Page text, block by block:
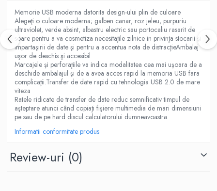
Memorie USB moderna datorita design-ului plin de culoare
Alegeţi o culoare moderna; galben canar, roz jeleu, purpuriu
ultraviolet, verde absint, albastru electric sau portocaliu rasarit de
soare pentru a va cosmetiza necesitaţile zilnice in privinţa stocarii şi
impartaşirii de date şi pentru a accentua nota de distracţieAmbalaj
uşor de deschis şi accesibil
Marcajele şi perforaţiile va indica modalitatea cea mai uşoara de a
deschide ambalajul şi de a avea acces rapid la memoria USB fara
complicaţii.Transfer de date rapid cu tehnologia USB 2.0 de mare
viteza
Ratele ridicate de transfer de date reduc semnificativ timpul de
aşteptare atunci când copiaţi fişiere multimedia de mari dimensiuni
pe sau de pe hard discul calculatorului dumneavoastra.
Informatii conformitate produs
Review-uri (0)